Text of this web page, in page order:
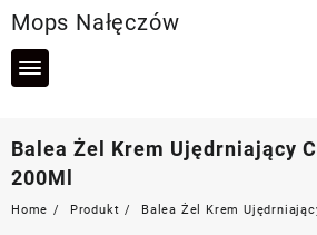
to
content
Mops Nałęczów
Balea Żel Krem Ujędrniający
200Ml
Home Produkt Balea Żel Krem